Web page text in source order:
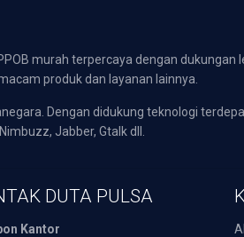
murah terpercaya dengan dukungan
produk dan layanan lainnya.
Dengan didukung teknologi
Jabber, Gtalk dll.
DUTA PULSA
Kantor